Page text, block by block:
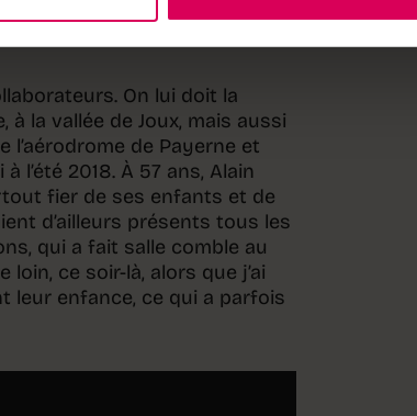
On lui doit la
la vallée de Joux, mais aussi
l’aérodrome de Payerne et
l’été 2018. À 57 ans, Alain
fier de ses enfants et de
d’ailleurs présents tous les
qui a fait salle comble au
ce soir-là, alors que j’ai
leur enfance, ce qui a parfois